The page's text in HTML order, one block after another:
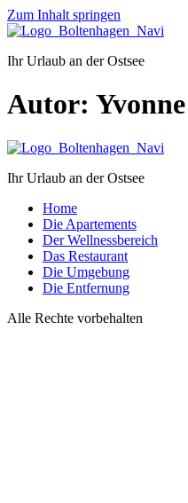
Zum Inhalt springen
Ihr Urlaub an der Ostsee
Autor:
Ihr Urlaub an der Ostsee
Home
Die Apartements
Der Wellnessbereich
Das Restaurant
Die Umgebung
Die Entfernung
Alle Rechte vorbehalten